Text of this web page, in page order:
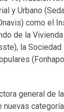
y Urbano
como el
de la
la Sociedad
general de